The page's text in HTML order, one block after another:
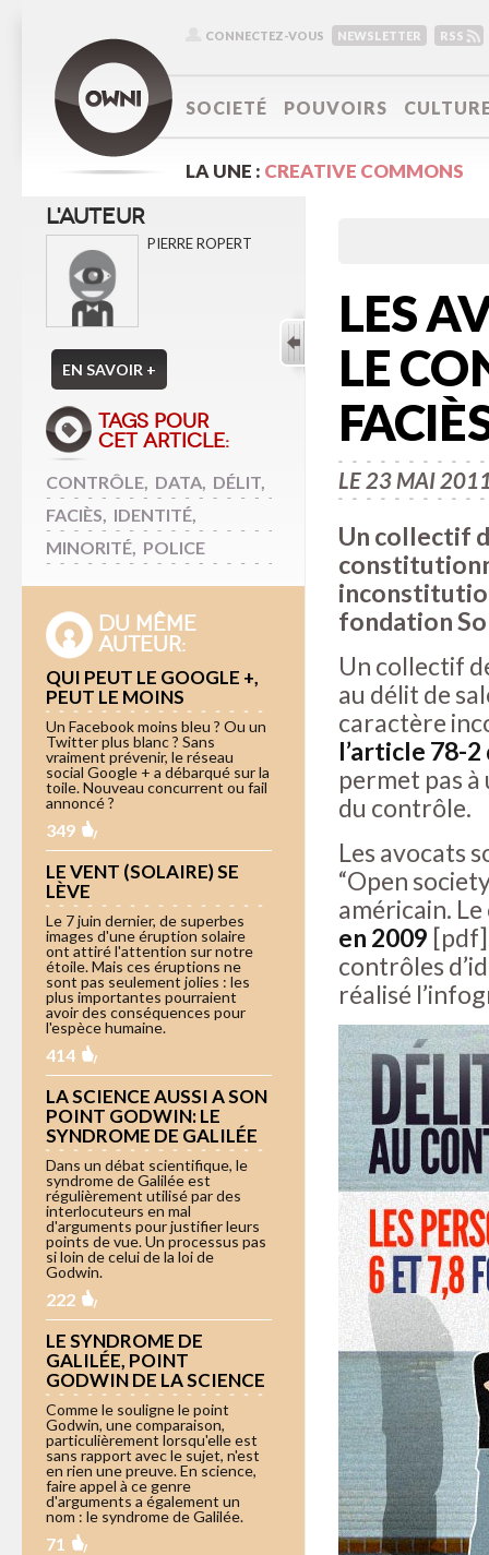
CONNECTEZ-VOUS NEWSLETTER RSS
SOCIETÉ POUVOIRS
LA UNE : CREATIVE COMMONS
LES
LE
LE 23 MAI
Un collectif
fondation
Un collectif
au délit de
caractère
l’article 78-
permet pas
du contrôle.
Les avocats
“Open
américain.
en 2009
contrôles
réalisé
L'AUTEUR
PIERRE ROPERT
EN SAVOIR +
TAGS POUR
CET ARTICLE:
CONTRÔLE DATA DÉLIT
FACIÈS
IDENTITÉ
MINORITÉ POLICE
DU MÊME
AUTEUR:
QUI PEUT LE GOOGLE +,
PEUT LE MOINS
Un Facebook moins bleu ? Ou un
Twitter plus blanc ? Sans
vraiment prévenir, le réseau
social Google + a débarqué sur la
toile. Nouveau concurrent ou fail
annoncé ?
349
LE VENT (SOLAIRE) SE
LÈVE
Le 7 juin dernier, de superbes
images d'une éruption solaire
ont attiré l'attention sur notre
étoile. Mais ces éruptions ne
sont pas seulement jolies : les
plus importantes pourraient
avoir des conséquences pour
l'espèce humaine.
414
LA SCIENCE AUSSI A SON
POINT GODWIN: LE
SYNDROME DE GALILÉE
Dans un débat scientifique, le
syndrome de Galilée est
régulièrement utilisé par des
interlocuteurs en mal
d'arguments pour justifier leurs
points de vue. Un processus pas
si loin de celui de la loi de
Godwin.
222
LE SYNDROME DE
GALILÉE, POINT
GODWIN DE LA SCIENCE
Comme le souligne le point
Godwin, une comparaison,
particulièrement lorsqu'elle est
sans rapport avec le sujet, n'est
en rien une preuve. En science,
faire appel à ce genre
d'arguments a également un
nom : le syndrome de Galilée.
71